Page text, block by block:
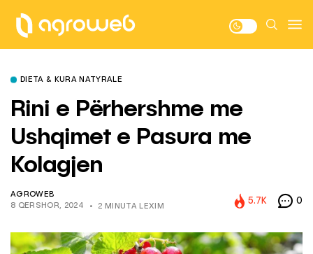
DIETA & KURA NATYRALE
Rini e Përhershme me
Ushqimet e Pasura me
Kolagjen
AGROWEB
8 QERSHOR, 2024
2 MINUTA LEXIM
5.7K 0